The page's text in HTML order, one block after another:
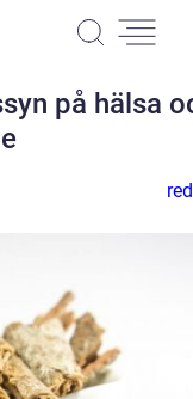
på hälsa